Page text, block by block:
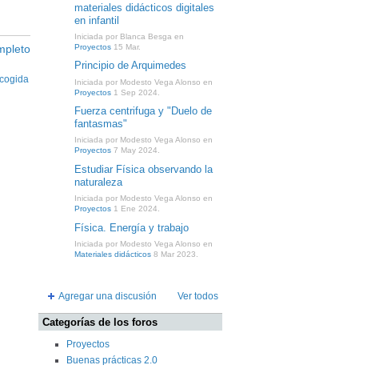
materiales didácticos digitales
en infantil
Iniciada por Blanca Besga en
Proyectos 15 Mar.
Principio de Arquimedes
Iniciada por Modesto Vega Alonso en
Proyectos 1 Sep 2024.
Fuerza centrifuga y "Duelo de
fantasmas"
Iniciada por Modesto Vega Alonso en
Proyectos 7 May 2024.
Estudiar Física observando la
naturaleza
Iniciada por Modesto Vega Alonso en
Proyectos 1 Ene 2024.
Física. Energía y trabajo
Iniciada por Modesto Vega Alonso en
Materiales didácticos 8 Mar 2023.
Agregar una discusión Ver todos
Categorías de los foros
Proyectos
Buenas prácticas 2.0